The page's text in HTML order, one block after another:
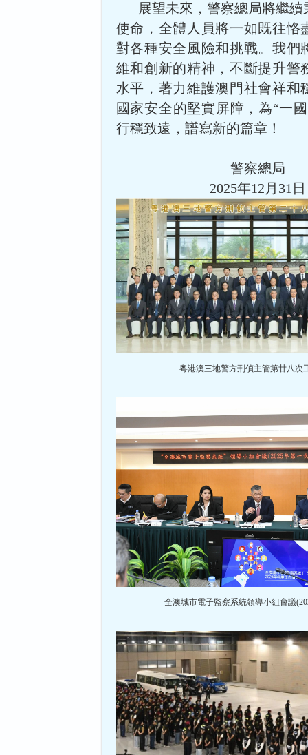
展望未來，警察總局將繼
使命，全體人員將一如既往恪
對各種安全風險和挑戰。我們
維和創新的精神，不斷提升警
水平，著力維護澳門社會祥和
國家安全的堅實屏障，為“一
行穩致遠，譜寫新的篇章！
警察總局
2025年12月31日
粵港澳三地警方刑偵主管第廿八
全澳城市電子監察系統領導小組會議